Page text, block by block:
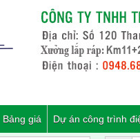
Bảng giá Dự án công trình